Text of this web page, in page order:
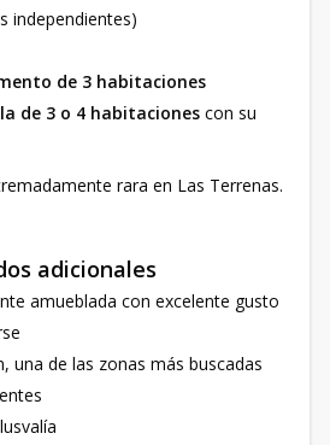
independientes)
de 3 habitaciones
de 3 o 4 habitaciones con su
rara en Las Terrenas.
adicionales
amueblada con excelente gusto
una de las zonas más buscadas